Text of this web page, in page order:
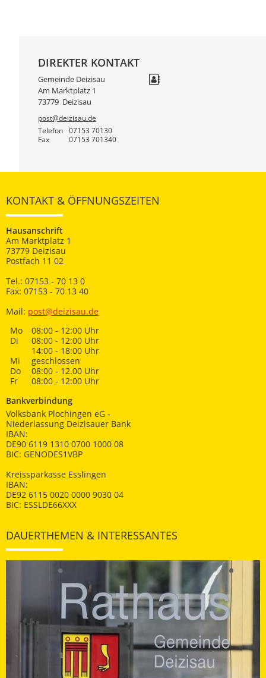
DIREKTER KONTAKT
Gemeinde Deizisau
Am Marktplatz 1
73779 Deizisau
post@deizisau.de
Telefon
07153 70130
Fax 07153 701340
KONTAKT & ÖFFNUNGSZEITEN
Hausanschrift
Am Marktplatz 1
73779 Deizisau
Postfach 11 02
Tel.: 07153 - 70 13 0
Fax: 07153 - 70 13 40
Mail: post@deizisau.de
Mo
08:00 - 12:00 Uhr
Di
08:00 - 12:00 Uhr
14:00 - 18:00 Uhr
Mi
geschlossen
Do
08:00 - 12.00 Uhr
Fr
08:00 - 12:00 Uhr
Bankverbindung
Volksbank Plochingen eG -
Niederlassung Deizisauer Bank
IBAN:
DE90 6119 1310 0700 1000 08
BIC: GENODES1VBP
Kreissparkasse Esslingen
IBAN:
DE92 6115 0020 0000 9030 04
BIC: ESSLDE66XXX
DAUERTHEMEN & INTERESSANTES